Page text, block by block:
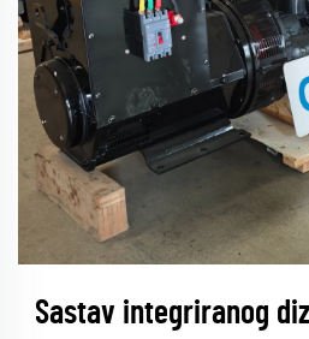
Sastav integriranog